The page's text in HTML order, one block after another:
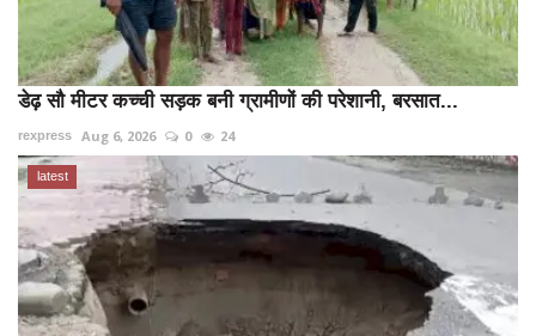
डेढ़ सौ मीटर कच्ची सड़क बनी ग्रामीणों की परेशानी, बरसात...
rexpress Aug 6, 2026 0 24
latest